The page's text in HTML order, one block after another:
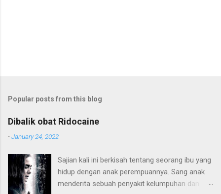
Popular posts from this blog
Dibalik obat Ridocaine
-January 24, 2022
Sajian kali ini berkisah tentang seorang ibu yang
hidup dengan anak perempuannya. Sang anak
menderita sebuah penyakit kelumpuhan dan